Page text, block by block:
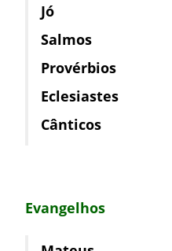
Jó
Salmos
Provérbios
Eclesiastes
Cânticos
Evangelhos